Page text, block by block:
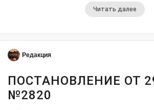
Читать далее
Редакция
ПОСТАНОВЛЕНИЕ ОТ
№2820